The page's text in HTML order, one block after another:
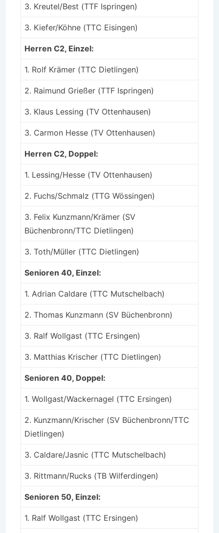
3. Kreutel/Best (TTF Ispringen)
3. Kiefer/Köhne (TTC Eisingen)
Herren C2, Einzel:
1. Rolf Krämer (TTC Dietlingen)
2. Raimund Grießer (TTF Ispringen)
3. Klaus Lessing (TV Ottenhausen)
3. Carmon Hesse (TV Ottenhausen)
Herren C2, Doppel:
1. Lessing/Hesse (TV Ottenhausen)
2. Fuchs/Schmalz (TTG Wössingen)
3. Felix Kunzmann/Krämer (SV
Büchenbronn/TTC Dietlingen)
3. Toth/Müller (TTC Dietlingen)
Senioren 40, Einzel:
1. Adrian Caldare (TTC Mutschelbach)
2. Thomas Kunzmann (SV Büchenbronn)
3. Ralf Wollgast (TTC Ersingen)
3. Matthias Krischer (TTC Dietlingen)
Senioren 40, Doppel:
1. Wollgast/Wackernagel (TTC Ersingen)
2. Kunzmann/Krischer (SV Büchenbronn/TTC
Dietlingen)
3. Caldare/Jasnic (TTC Mutschelbach)
3. Rittmann/Rucks (TB Wilferdingen)
Senioren 50, Einzel:
1. Ralf Wollgast (TTC Ersingen)